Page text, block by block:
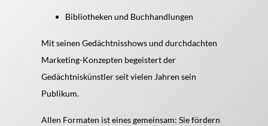
Bibliotheken und Buchhandlungen
Mit seinen Gedächtnisshows und durchdachten
Marketing-Konzepten begeistert der
Gedächtniskünstler seit vielen Jahren sein
Publikum.
Allen Formaten ist eines gemeinsam: Sie fördern